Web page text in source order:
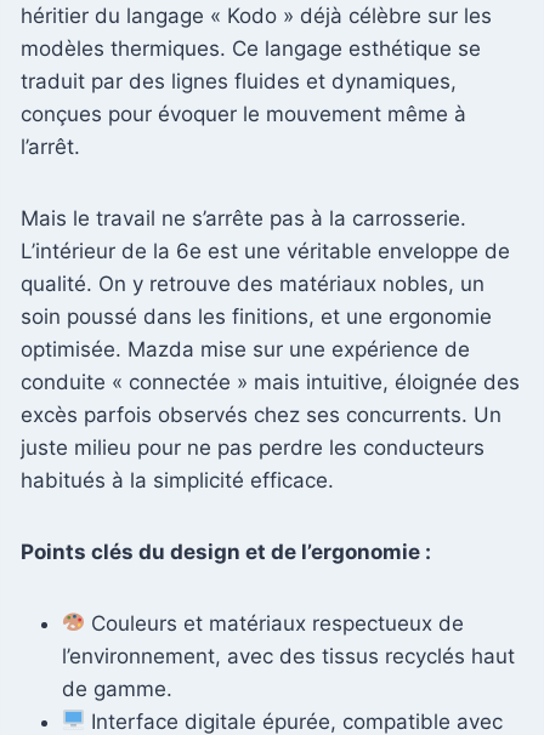
héritier du langage « Kodo » déjà célèbre sur les
modèles thermiques. Ce langage esthétique se
traduit par des lignes fluides et dynamiques,
conçues pour évoquer le mouvement même à
l’arrêt.
Mais le travail ne s’arrête pas à la carrosserie.
L’intérieur de la 6e est une véritable enveloppe de
qualité. On y retrouve des matériaux nobles, un
soin poussé dans les finitions, et une ergonomie
optimisée. Mazda mise sur une expérience de
conduite « connectée » mais intuitive, éloignée des
excès parfois observés chez ses concurrents. Un
juste milieu pour ne pas perdre les conducteurs
habitués à la simplicité efficace.
Points clés du design et de l’ergonomie :
Couleurs et matériaux respectueux de
l’environnement, avec des tissus recyclés haut
de gamme.
Interface digitale épurée, compatible avec